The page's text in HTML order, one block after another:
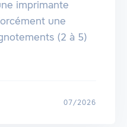
imprimante
une
(2 à 5)
07/2026